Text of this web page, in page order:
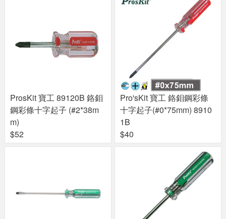
ProsKit 寶工 89120B 鉻鉬
鋼彩條十字起子 (#2*38m
m)
$52
Pro'sKit 寶工 鉻鉬鋼彩條
十字起子(#0*75mm) 8910
1B
$40